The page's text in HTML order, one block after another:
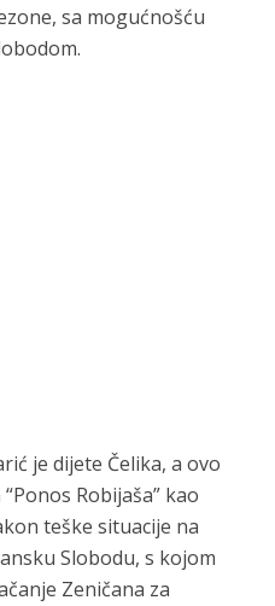
sa mogućnošću
je dijete Čelika, a ovo
Robijaša” kao
teške situacije na
Slobodu, s kojom
Zeničana za